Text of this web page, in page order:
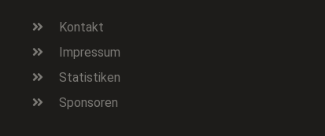
Kontakt
Impressum
Statistiken
Sponsoren